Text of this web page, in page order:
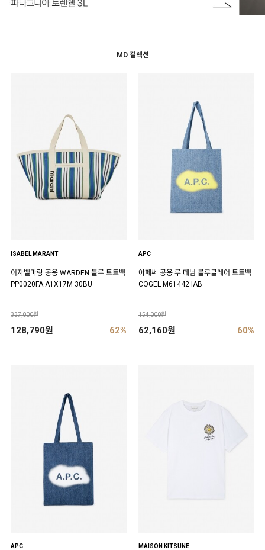
MD 컬렉션
ISABEL MARANT
이자벨마랑 공용 WARDEN 블루 토트백
PP0020FA A1X17M 30BU
337,000원
128,790원 62%
APC
아페쎄 공용 루 데님 블루클레어 토트백
COGEL M61442 IAB
154,000원
62,160원 60%
APC MAISON KITSUNE